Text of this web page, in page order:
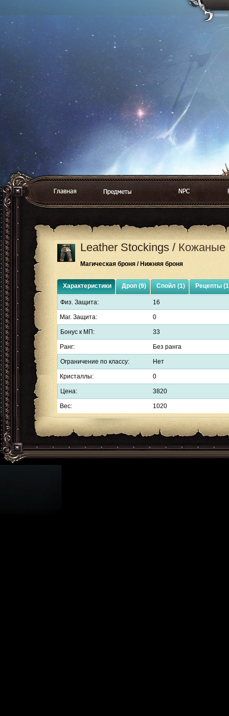
Leather Stockings /
Магическая броня / Нижняя броня
Характеристики Дроп (9) Спойл (1) Рецепты
Физ. Защита: 16
Маг. Защита: 0
Бонус к МП: 33
Ранг: Без ранга
Ограничение по классу: Нет
Кристаллы: 0
Цена: 3820
Вес: 1020